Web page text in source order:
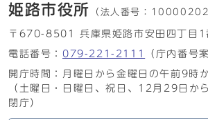
姫路市役所 （法人番号：
〒670-8501 兵庫県姫路市安田四丁目1
電話番号： 079-221-2111
（庁内番号
開庁時間：月曜日から金曜日の午前9時
（土曜日・日曜日、祝日、12月29日か
閉庁）